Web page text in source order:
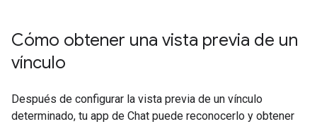
Cómo obtener una vista previa de un
vínculo
Después de configurar la vista previa de un vínculo
determinado, tu app de Chat puede reconocerlo y obtener